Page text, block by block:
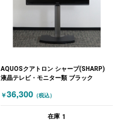
AQUOSクアトロン シャープ(SHARP)
液晶テレビ・モニター類 ブラック
￥36,300 （税込）
在庫 1